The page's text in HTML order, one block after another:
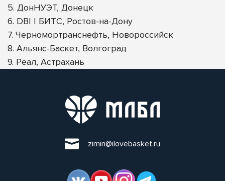
5. ДонНУЭТ, Донецк
6. DBI | БИТС, Ростов-на-Дону
7. Черномортранснефть, Новороссийск
8. Альянс-Баскет, Волгоград
9. Реал, Астрахань
zimin@ilovebasket.ru